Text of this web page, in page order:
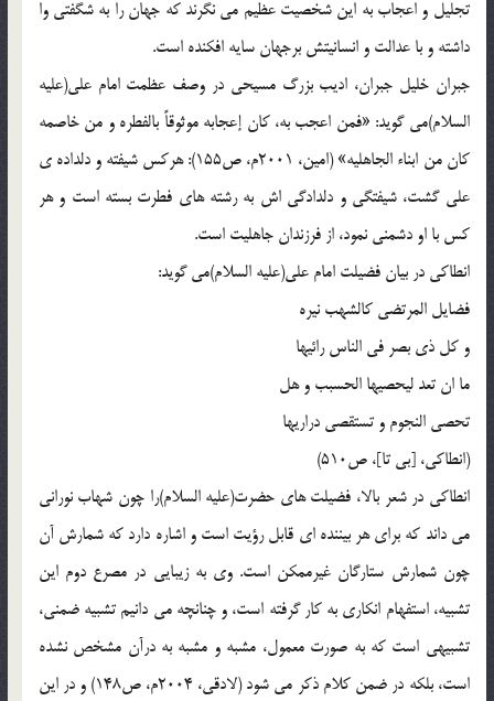
تجلیل و اعجاب به این شخصیت عظیم می نگرند که جهان را به شگفتی وا
داشته و با عدالت و انسانیتش برجهان سایه افکنده است.
جبران خلیل جبران، ادیب بزرگ مسیحی در وصف عظمت امام علی(علیه
السلام)می گوید: «فمن اعجب به، کان إعجابه موثوقاً بالفطره و من خاصمه
کان من ابناء الجاهلیه» (امین، 2001م، ص155): هرکس شیفته و دلداده ی
علی گشت، شیفتگی و دلدادگی اش به رشته های فطرت بسته است و هر
کس با او دشمنی نمود، از فرزندان جاهلیت است.
انطاکی در بیان فضیلت امام علی(علیه السلام)می گوید:
فضایل المرتضی کالشهب نیره
و کل ذی بصر فی الناس رائیها
ما ان تعد لیحصیها الحسبب و هل
تحصی النجوم و تستقصی دراریها
(انطاکی، [بی تا]، ص510)
انطاکی در شعر بالا، فضیلت های حضرت(علیه السلام)را چون شهاب نورانی
می داند که برای هر بیننده ای قابل رؤیت است و اشاره دارد که شمارش آن
چون شمارش ستارگان غیرممکن است. وی به زیبایی در مصرع دوم این
تشبیه، استفهام انکاری به کار گرفته است، و چنانچه می دانیم تشبیه ضمنی،
تشبیهی است که به صورت معمول، مشبه و مشبه به درآن مشخص نشده
است، بلکه در ضمن کلام ذکر می شود (لادقی، 2004م، ص148) و در این